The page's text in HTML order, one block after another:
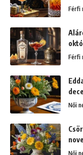
Férfi
Férfi
Női
Női